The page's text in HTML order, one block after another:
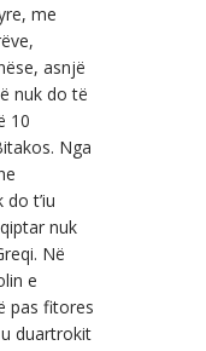
me
asnjë
nuk do të
10
Nga
t’iu
nuk
Në
e
pas fitores
duartrokit